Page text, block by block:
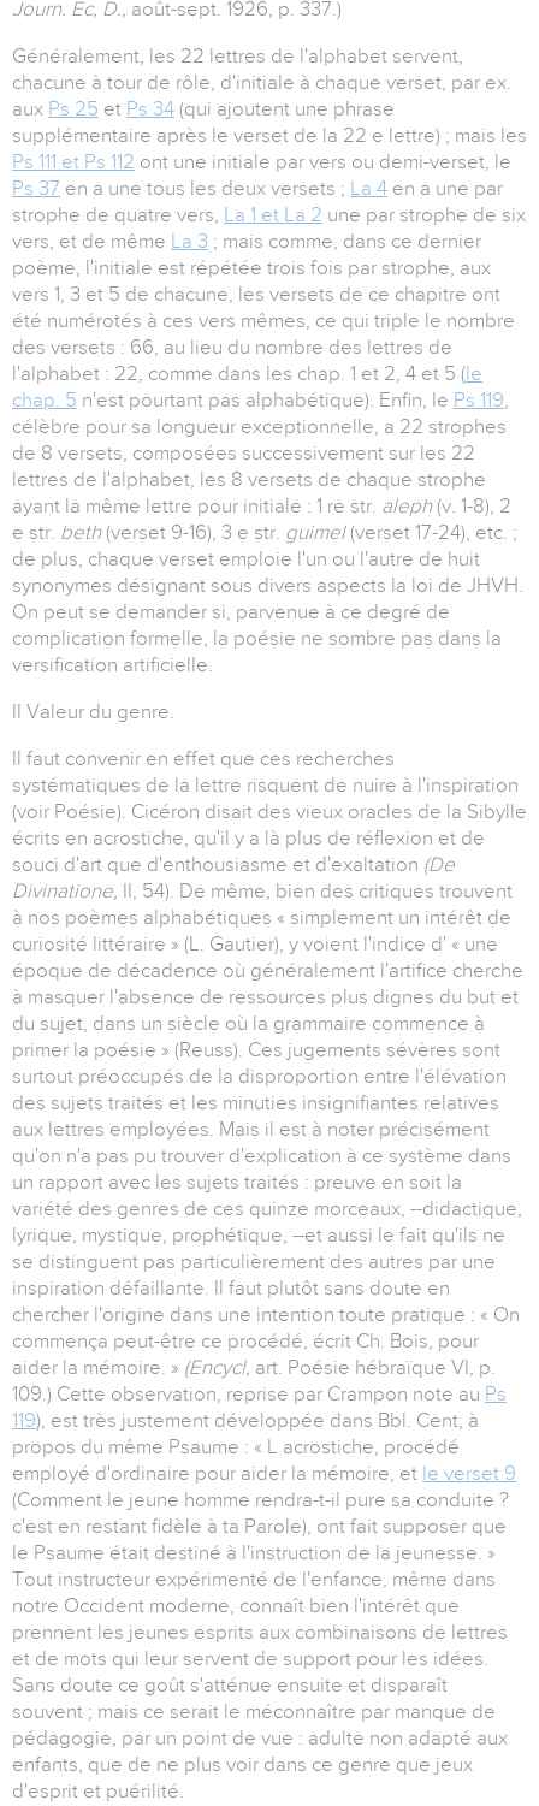
Journ. Ec, D., août-sept. 1926, p. 337.)
Généralement, les 22 lettres de l'alphabet servent,
chacune à tour de rôle, d'initiale à chaque verset, par ex.
aux Ps 25 et Ps 34 (qui ajoutent une phrase
supplémentaire après le verset de la 22 e lettre) ; mais les
Ps 111 et Ps 112 ont une initiale par vers ou demi-verset, le
Ps 37 en a une tous les deux versets ; La 4 en a une par
strophe de quatre vers, La 1 et La 2 une par strophe de six
vers, et de même La 3 ; mais comme, dans ce dernier
poème, l'initiale est répétée trois fois par strophe, aux
vers 1, 3 et 5 de chacune, les versets de ce chapitre ont
été numérotés à ces vers mêmes, ce qui triple le nombre
des versets : 66, au lieu du nombre des lettres de
l'alphabet : 22, comme dans les chap. 1 et 2, 4 et 5 ( le
chap. 5 n'est pourtant pas alphabétique). Enfin, le Ps 119,
célèbre pour sa longueur exceptionnelle, a 22 strophes
de 8 versets, composées successivement sur les 22
lettres de l'alphabet, les 8 versets de chaque strophe
ayant la même lettre pour initiale : 1 re str. aleph (v. 1-8), 2
e str. beth (verset 9-16), 3 e str. guimel (verset 17-24), etc. ;
de plus, chaque verset emploie l'un ou l'autre de huit
synonymes désignant sous divers aspects la loi de JHVH.
On peut se demander si, parvenue à ce degré de
complication formelle, la poésie ne sombre pas dans la
versification artificielle.
II Valeur du genre.
Il faut convenir en effet que ces recherches
systématiques de la lettre risquent de nuire à l'inspiration
(voir Poésie). Cicéron disait des vieux oracles de la Sibylle
écrits en acrostiche, qu'il y a là plus de réflexion et de
souci d'art que d'enthousiasme et d'exaltation (De
Divinatione,
II, 54). De même, bien des critiques trouvent
à nos poèmes alphabétiques « simplement un intérêt de
curiosité littéraire » (L. Gautier), y voient l'indice d' « une
époque de décadence où généralement l'artifice cherche
à masquer l'absence de ressources plus dignes du but et
du sujet, dans un siècle où la grammaire commence à
primer la poésie » (Reuss). Ces jugements sévères sont
surtout préoccupés de la disproportion entre l'élévation
des sujets traités et les minuties insignifiantes relatives
aux lettres employées. Mais il est à noter précisément
qu'on n'a pas pu trouver d'explication à ce système dans
un rapport avec les sujets traités : preuve en soit la
variété des genres de ces quinze morceaux, --didactique,
lyrique, mystique, prophétique, --et aussi le fait qu'ils ne
se distinguent pas particulièrement des autres par une
inspiration défaillante. Il faut plutôt sans doute en
chercher l'origine dans une intention toute pratique : « On
commença peut-être ce procédé, écrit Ch. Bois, pour
aider la mémoire. » (Encycl, art. Poésie hébraïque VI, p.
109.) Cette observation, reprise par Crampon note au Ps
119), est très justement développée dans Bbl. Cent, à
propos du même Psaume : « L acrostiche, procédé
employé d'ordinaire pour aider la mémoire, et le verset 9
(Comment le jeune homme rendra-t-il pure sa conduite ?
c'est en restant fidèle à ta Parole), ont fait supposer que
le Psaume était destiné à l'instruction de la jeunesse. »
Tout instructeur expérimenté de l'enfance, même dans
notre Occident moderne, connaît bien l'intérêt que
prennent les jeunes esprits aux combinaisons de lettres
et de mots qui leur servent de support pour les idées.
Sans doute ce goût s'atténue ensuite et disparaît
souvent ; mais ce serait le méconnaître par manque de
pédagogie, par un point de vue : adulte non adapté aux
enfants, que de ne plus voir dans ce genre que jeux
d'esprit et puérilité.